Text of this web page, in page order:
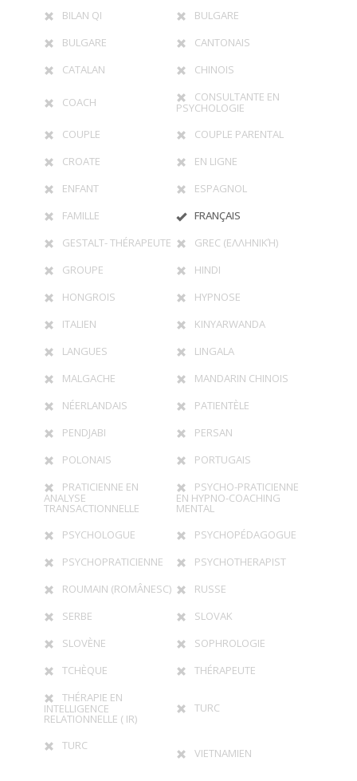
BILAN QI
BULGARE
BULGARE
CANTONAIS
CATALAN
CHINOIS
COACH CONSULTANTE EN
PSYCHOLOGIE
COUPLE
COUPLE PARENTAL
CROATE
EN LIGNE
ENFANT
ESPAGNOL
FAMILLE
FRANÇAIS
GESTALT- THÉRAPEUTE
GREC (ΕΛΛΗΝΙΚΉ)
GROUPE
HINDI
HONGROIS
HYPNOSE
ITALIEN
KINYARWANDA
LANGUES
LINGALA
MALGACHE
MANDARIN CHINOIS
NÉERLANDAIS
PATIENTÈLE
PENDJABI
PERSAN
POLONAIS
PORTUGAIS
PRATICIENNE EN
ANALYSE
TRANSACTIONNELLE
PSYCHO-PRATICIENNE
EN HYPNO-COACHING
MENTAL
PSYCHOLOGUE
PSYCHOPÉDAGOGUE
PSYCHOPRATICIENNE
PSYCHOTHERAPIST
ROUMAIN (ROMÂNESC)
RUSSE
SERBE
SLOVAK
SLOVÈNE
SOPHROLOGIE
TCHÈQUE
THÉRAPEUTE
THÉRAPIE EN
INTELLIGENCE
RELATIONNELLE ( IR)
TURC
TURC
VIETNAMIEN